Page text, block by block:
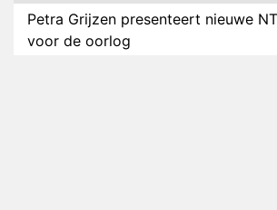
Petra Grijzen presenteert nieuwe
voor de oorlog